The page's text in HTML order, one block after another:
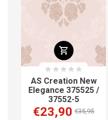
AS Creation New
Elegance 375525 /
37552-5
€23,90 €35,95